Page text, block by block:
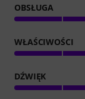
OBSŁUGA
WŁAŚCIWOŚCI
DŹWIĘK